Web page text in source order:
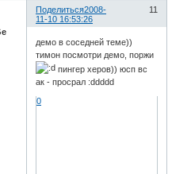
Поделиться 11
2008-
11-10 16:53:26
демо в соседней теме))
тимон посмотри демо, поржи
пингер херов)) юсп вс
ак - просрал :ddddd
0